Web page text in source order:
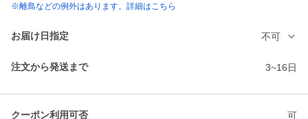
※離島などの例外はあります。詳細はこちら
お届け日指定 不可
注文から発送まで 3~16日
クーポン利用可否 可